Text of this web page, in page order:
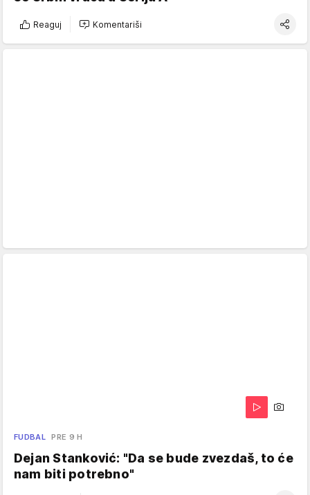
Reaguj Komentariši
FUDBAL PRE 9 H
Dejan Stanković: "Da se bude zvezdaš, to će
nam biti potrebno"